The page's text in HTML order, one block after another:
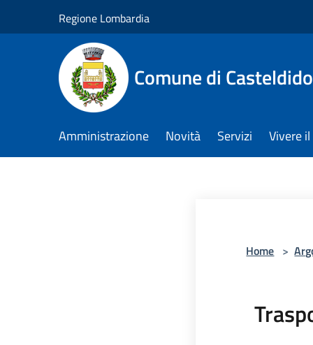
Regione Lombardia
Comune di
Amministrazione Novità Servizi Vivere
Home >